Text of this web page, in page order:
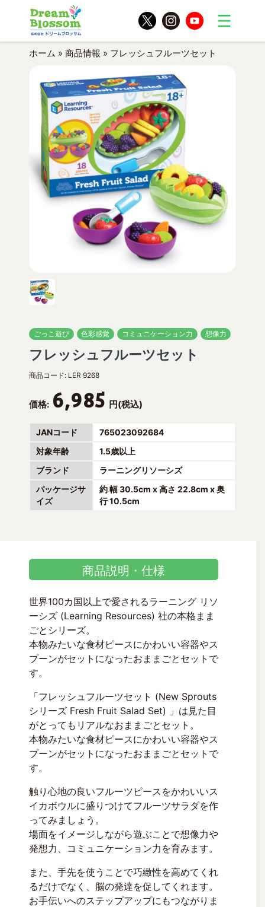
ホーム » 商品情報 » フレッシュフルーツセット
ごっこ遊び 色彩感覚 コミュニケーション力 想像力
フレッシュフルーツセット
商品コード: LER 9268
価格: 6,985 円(税込)
JANコード
765023092684
対象年齢
1.5歳以上
ブランド
ラーニングリソーシズ
パッケージサ
イズ
約 幅 30.5cm x 高さ 22.8cm x 奥
行 10.5cm
商品説明・仕様
世界100カ国以上で愛されるラーニング リソ
ーシズ (Learning Resources) 社の本格まま
ごとシリーズ。
本物みたいな食材ピースにかわいい容器やス
プーンがセットになったおままごとセットで
す。
「フレッシュフルーツセット (New Sprouts
シリーズ Fresh Fruit Salad Set) 」は見た目
がとってもリアルなおままごとセット。
本物みたいな食材ピースにかわいい容器やス
プーンがセットになったおままごとセットで
す。
触り心地の良いフルーツピースをかわいいス
イカボウルに盛りつけてフルーツサラダを作
ってみましょう。
場面をイメージしながら遊ぶことで想像力や
発想力、コミュニケーション力を育みます。
また、手先を使うことで巧緻性を高めてくれ
るだけでなく、脳の発達を促してくれます。
お手伝いへのステップアップにもつながりま